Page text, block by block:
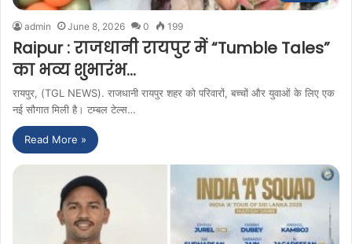
admin June 8, 2026 0 199
Raipur : राजधानी रायपुर में “Tumble Tales”
का भव्य शुभारंभ…
रायपुर, (TGL NEWS). राजधानी रायपुर शहर को परिवारों, बच्चों और युवाओं के लिए एक
नई सौगात मिली है। टम्बल टेल्स…
Read More »